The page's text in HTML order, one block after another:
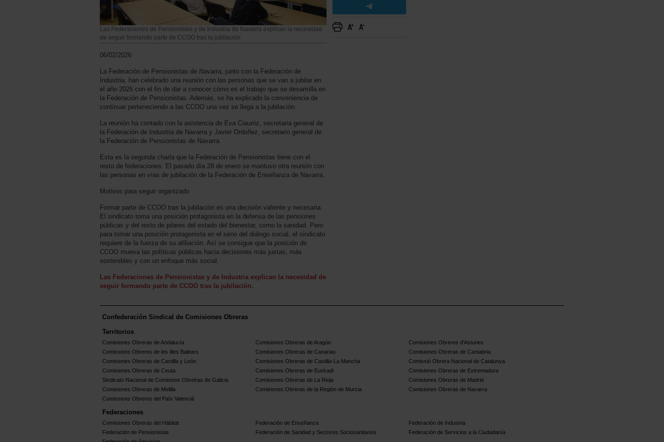
Las Federaciones de Pensionistas y de Industria de Navarra explican la necesidad
de seguir formando parte de CCOO tras la jubilación
06/02/2026
La Federación de Pensionistas de Navarra, junto con la Federación de
Industria, han celebrado una reunión con las personas que se van a jubilar en
el año 2026 con el fin de dar a conocer cómo es el trabajo que se desarrolla en
la Federación de Pensionistas. Además, se ha explicado la conveniencia de
continuar perteneciendo a las CCOO una vez se llega a la jubilación.
La reunión ha contado con la asistencia de Eva Ciaurriz, secretaria general de
la Federación de Industria de Navarra y Javier Ordoñez, secretario general de
la Federación de Pensionistas de Navarra.
Esta es la segunda charla que la Federación de Pensionistas tiene con el
resto de federaciones. El pasado día 28 de enero se mantuvo otra reunión con
las personas en vías de jubilación de la Federación de Enseñanza de Navarra.
Motivos para seguir organizado
Formar parte de CCOO tras la jubilación es una decisión valiente y necesaria.
El sindicato toma una posición protagonista en la defensa de las pensiones
públicas y del resto de pilares del estado del bienestar, como la sanidad. Pero
para tomar una posición protagonista en el seno del diálogo social, el sindicato
requiere de la fuerza de su afiliación. Así se consigue que la posición de
CCOO mueva las políticas públicas hacia decisiones más justas, más
sostenibles y con un enfoque más social.
Las Federaciones de Pensionistas y de Industria explican la necesidad de
seguir formando parte de CCOO tras la jubilación.
Confederación Sindical de Comisiones Obreras
Territorios
Comisiones Obreras de Andalucía Comisiones Obreras de Aragón
Comisiones Obreres d'Asturies
Comissions Obreres de les Illes Balears
Comisiones Obreras de Canarias
Comisiones Obreras de Cantabria
Comisiones Obreras de Castilla y León
Comisiones Obreras de Castilla-La Mancha
Comissió Obrera Nacional de Catalunya
Comisiones Obreras de Ceuta
Comisiones Obreras de Euskadi
Comisiones Obreras de Extremadura
Sindicato Nacional de Comisions Obreiras de Galicia
Comisiones Obreras de La Rioja
Comisiones Obreras de Madrid
Comisiones Obreras de Melilla
Comisiones Obreras de la Región de Murcia
Comisiones Obreras de Navarra
Comissions Obreres del Paìs Valenciá
Federaciones
Comisiones Obreras del Hábitat Federación de Enseñanza
Federación de Industria
Federación de Pensionistas
Federación de Sanidad y Sectores Sociosanitarios
Federación de Servicios a la Ciudadanía